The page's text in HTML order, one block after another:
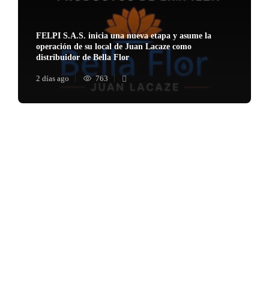
FELPI S.A.S. inicia una nueva etapa y asume la
operación de su local de Juan Lacaze como
distribuidor de Bella Flor
2 días ago 763